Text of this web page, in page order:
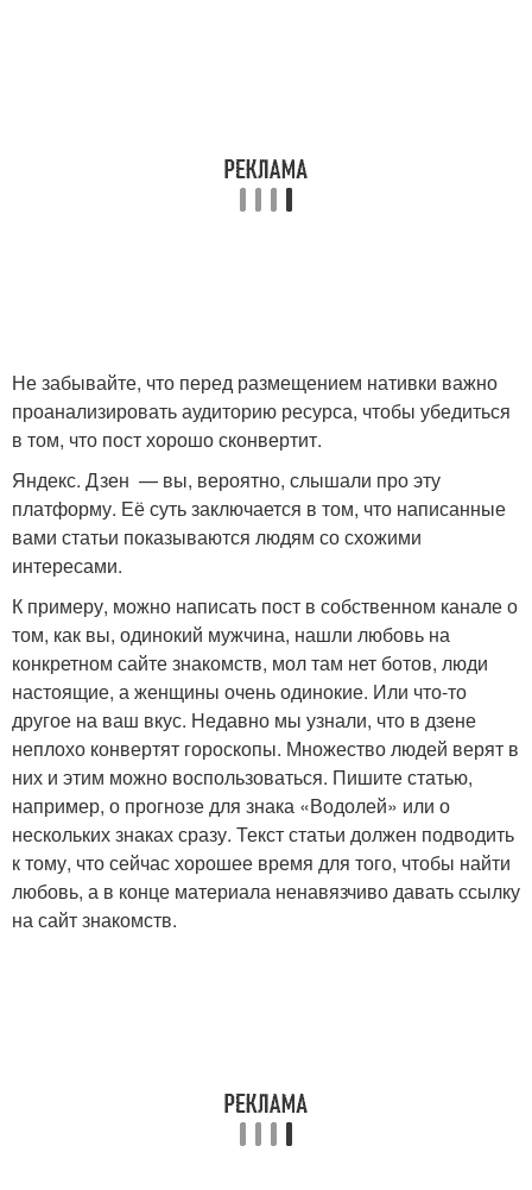
Не забывайте, что перед размещением нативки важно
проанализировать аудиторию ресурса, чтобы убедиться
в том, что пост хорошо сконвертит.
Яндекс. Дзен — вы, вероятно, слышали про эту
платформу. Её суть заключается в том, что написанные
вами статьи показываются людям со схожими
интересами.
К примеру, можно написать пост в собственном канале о
том, как вы, одинокий мужчина, нашли любовь на
конкретном сайте знакомств, мол там нет ботов, люди
настоящие, а женщины очень одинокие. Или что-то
другое на ваш вкус. Недавно мы узнали, что в дзене
неплохо конвертят гороскопы. Множество людей верят в
них и этим можно воспользоваться. Пишите статью,
например, о прогнозе для знака «Водолей» или о
нескольких знаках сразу. Текст статьи должен подводить
к тому, что сейчас хорошее время для того, чтобы найти
любовь, а в конце материала ненавязчиво давать ссылку
на сайт знакомств.